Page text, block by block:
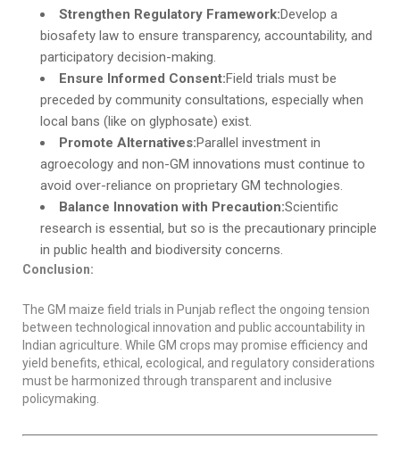
Strengthen Regulatory Framework:Develop a
biosafety law to ensure transparency, accountability, and
participatory decision-making.
Ensure Informed Consent:Field trials must be
preceded by community consultations, especially when
local bans (like on glyphosate) exist.
Promote Alternatives:Parallel investment in
agroecology and non-GM innovations must continue to
avoid over-reliance on proprietary GM technologies.
Balance Innovation with Precaution:Scientific
research is essential, but so is the precautionary principle
in public health and biodiversity concerns.
Conclusion:
The GM maize field trials in Punjab reflect the ongoing tension
between technological innovation and public accountability in
Indian agriculture. While GM crops may promise efficiency and
yield benefits, ethical, ecological, and regulatory considerations
must be harmonized through transparent and inclusive
policymaking.